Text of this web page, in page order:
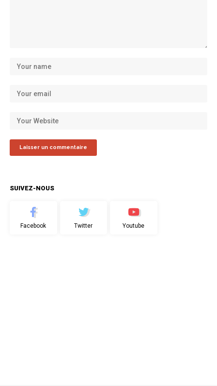
SUIVEZ-NOUS
Facebook Twitter Youtube